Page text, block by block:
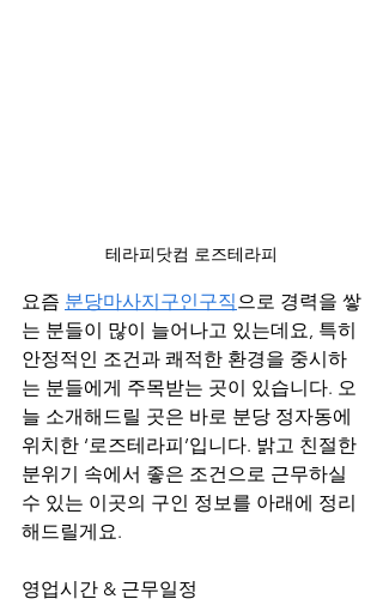
테라피닷컴 로즈테라피
요즘 분당마사지구인구직으로 경력을 쌓
는 분들이 많이 늘어나고 있는데요, 특히
안정적인 조건과 쾌적한 환경을 중시하
는 분들에게 주목받는 곳이 있습니다. 오
늘 소개해드릴 곳은 바로 분당 정자동에
위치한 ‘로즈테라피’입니다. 밝고 친절한
분위기 속에서 좋은 조건으로 근무하실
수 있는 이곳의 구인 정보를 아래에 정리
해드릴게요.
영업시간 & 근무일정